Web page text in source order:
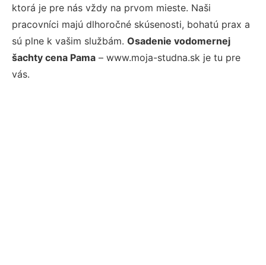
ktorá je pre nás vždy na prvom mieste. Naši
pracovníci majú dlhoročné skúsenosti, bohatú prax a
sú plne k vašim službám. Osadenie vodomernej
šachty cena Pama – www.moja-studna.sk je tu pre
vás.